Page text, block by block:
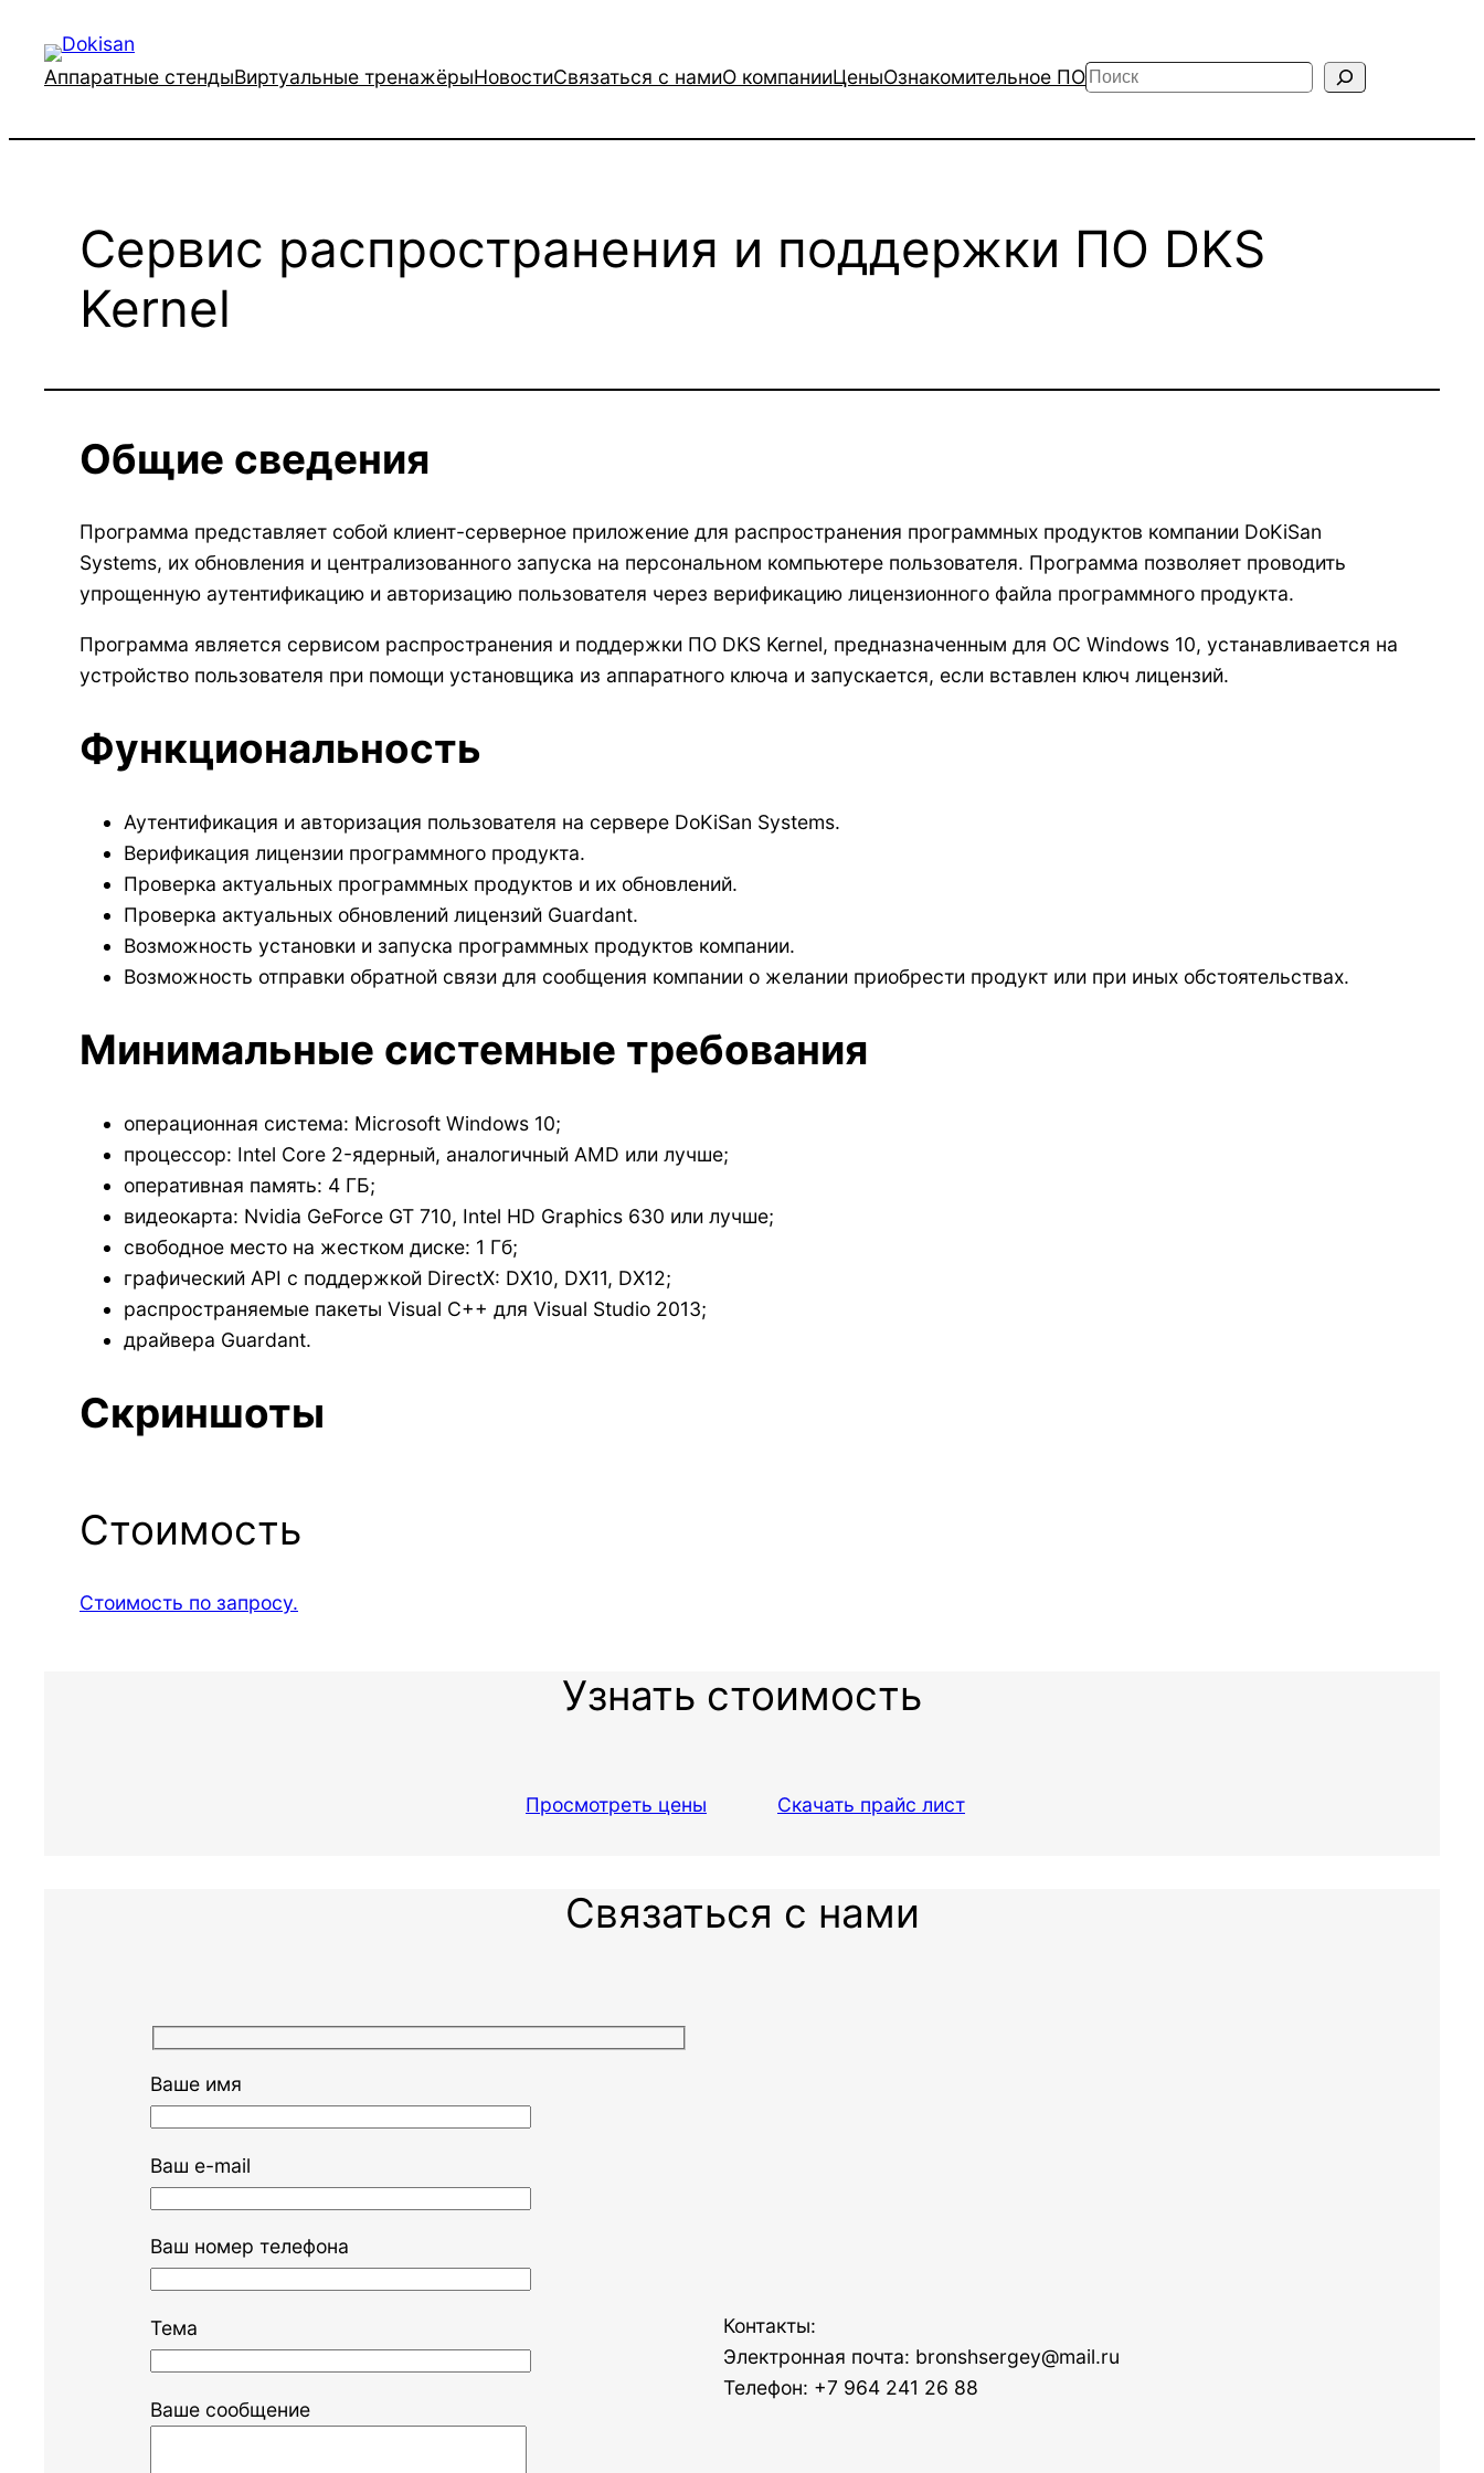
содержимому
Аппаратные стендыВиртуальные тренажёрыНовостиСвязаться с намиО компанииЦеныОзнакомительное ПОПоиск
Сервис распространения и поддержки ПО DKS
Kernel
Общие сведения
Программа представляет собой клиент-серверное приложение для распространения программных продуктов компании DoKiSan
Systems, их обновления и централизованного запуска на персональном компьютере пользователя. Программа позволяет проводить
упрощенную аутентификацию и авторизацию пользователя через верификацию лицензионного файла программного продукта.
Программа является сервисом распространения и поддержки ПО DKS Kernel, предназначенным для ОС Windows 10, устанавливается на
устройство пользователя при помощи установщика из аппаратного ключа и запускается, если вставлен ключ лицензий.
Функциональность
Аутентификация и авторизация пользователя на сервере DoKiSan Systems.
Верификация лицензии программного продукта.
Проверка актуальных программных продуктов и их обновлений.
Проверка актуальных обновлений лицензий Guardant.
Возможность установки и запуска программных продуктов компании.
Возможность отправки обратной связи для сообщения компании о желании приобрести продукт или при иных обстоятельствах.
Минимальные системные требования
операционная система: Microsoft Windows 10;
процессор: Intel Core 2-ядерный, аналогичный AMD или лучше;
оперативная память: 4 ГБ;
видеокарта: Nvidia GeForce GT 710, Intel HD Graphics 630 или лучше;
свободное место на жестком диске: 1 Гб;
графический API с поддержкой DirectX: DX10, DX11, DX12;
распространяемые пакеты Visual C++ для Visual Studio 2013;
драйвера Guardant.
Скриншоты
Стоимость
Стоимость по запросу.
Узнать стоимость
Просмотреть цены Скачать прайс лист
Связаться с нами
Ваше имя
Ваш e-mail
Ваш номер телефона
Тема
Ваше сообщение
Контакты:
Электронная почта: bronshsergey@mail.ru
Телефон: +7 964 241 26 88